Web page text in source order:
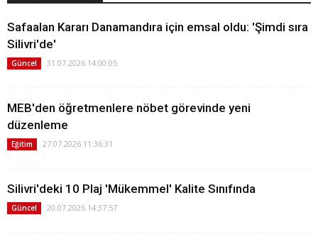
Safaalan Kararı Danamandıra için emsal oldu: 'Şimdi sıra
Silivri'de'
Güncel 31.07.2026 14:00:05
MEB'den öğretmenlere nöbet görevinde yeni
düzenleme
Eğitim 27.07.2026 11:36:31
Silivri'deki 10 Plaj 'Mükemmel' Kalite Sınıfında
Güncel 20.07.2026 14:37:57